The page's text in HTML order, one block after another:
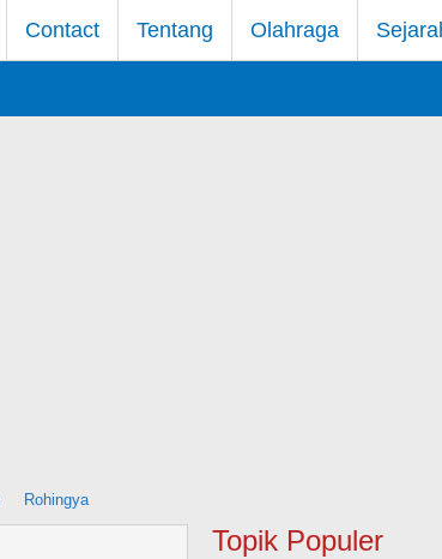
Contact Tentang Olahraga
Rohingya
Topik Populer